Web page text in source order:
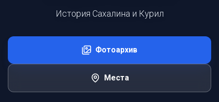
История Сахалина и Курил
Фотоархив
Места